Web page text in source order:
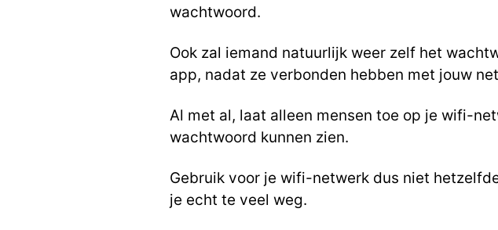
wachtwoord.
Ook zal iemand natuurlijk weer zelf het
app, nadat ze verbonden hebben met jouw
Al met al, laat alleen mensen toe op je wifi-
wachtwoord kunnen zien.
Gebruik voor je wifi-netwerk dus niet
je echt te veel weg.